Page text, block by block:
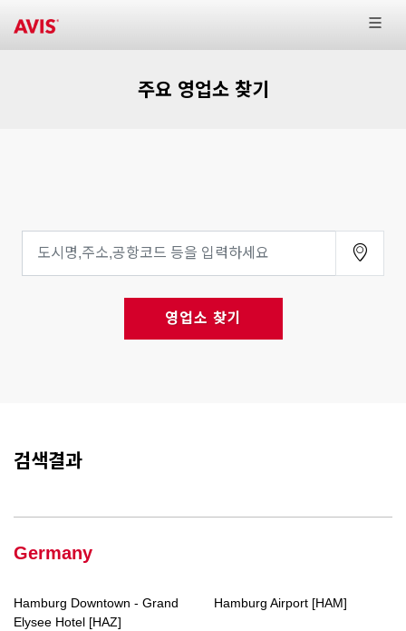
주요 영업소 찾기
영업소 찾기
검색결과
Germany
Hamburg Downtown - Grand
Elysee Hotel [HAZ]
Hamburg Airport [HAM]